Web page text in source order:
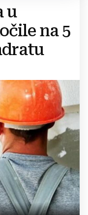
u
na 5